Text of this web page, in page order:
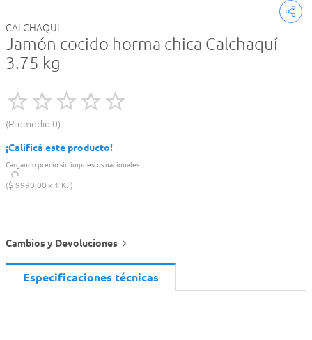
CALCHAQUI
Jamón cocido horma chica Calchaquí
3.75 kg
Promedio 0
¡Calificá este producto!
Cargando precio sin impuestos nacionales
$ 9990,00 1 K.
Cambios y Devoluciones
Especificaciones técnicas